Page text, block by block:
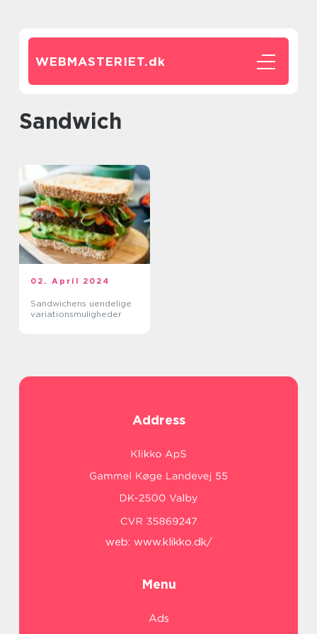
WEBMASTERIET.dk
sandwich
02. April 2024
Sandwichens uendelige
variationsmuligheder
Address
web: www.klikko.dk/
Menu
Ads